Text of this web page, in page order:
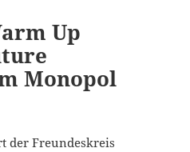
Up
Monopol
der Freundeskreis